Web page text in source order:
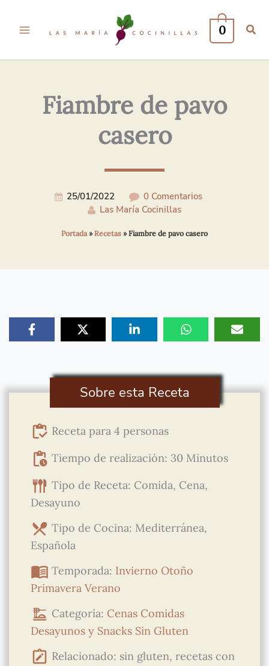
0
Fiambre de pavo
casero
25/01/2022
0 Comentarios
Las María Cocinillas
Portada»Recetas »Fiambre de pavo casero
Sobre esta Receta
Receta para 4 personas
Tiempo de realización: 30 Minutos
Tipo de Receta: Comida, Cena,
Desayuno
Tipo de Cocina: Mediterránea,
Española
Temporada: Invierno Otoño
Primavera Verano
Categoría: Cenas Comidas
Desayunos y Snacks Sin Gluten
Relacionado: sin gluten, recetas con
Electrónico*